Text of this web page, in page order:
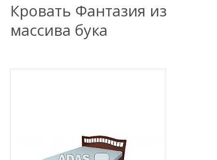
Кровать Фантазия из
массива бука